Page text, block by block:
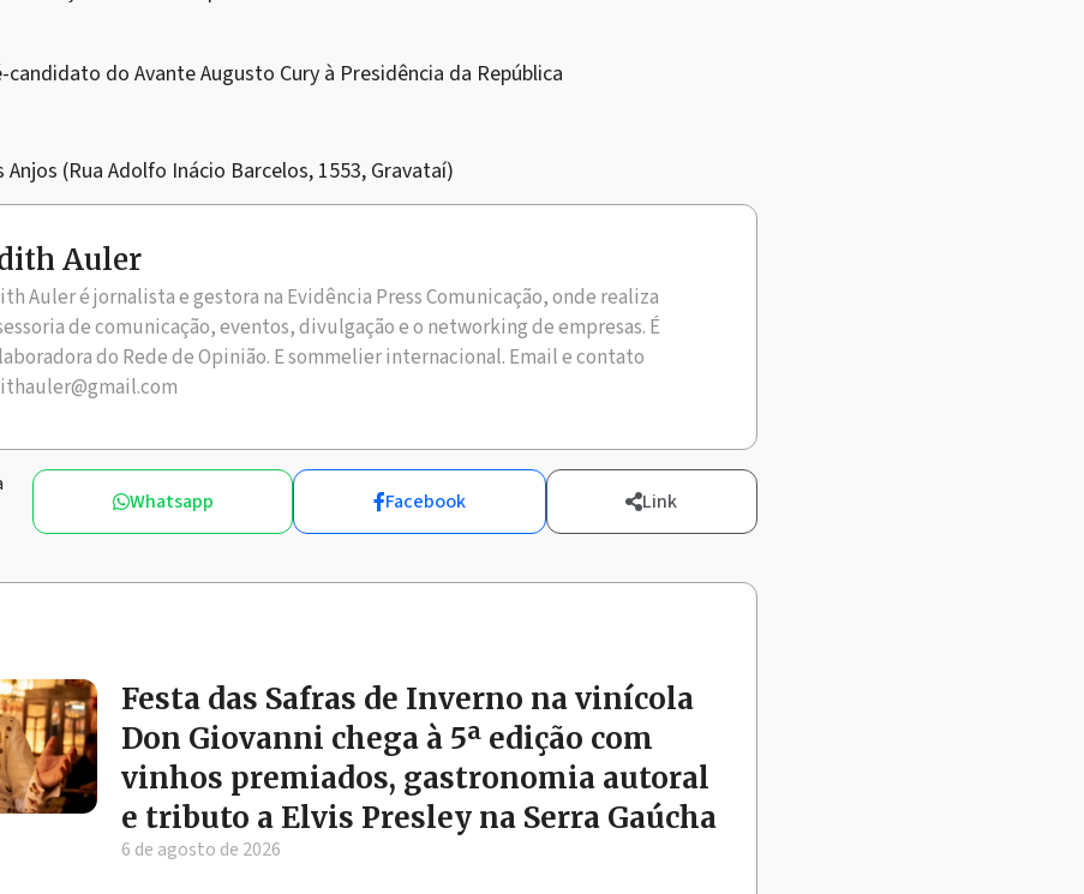
do Avante Augusto Cury à Presidência da República
(Rua Adolfo Inácio Barcelos, 1553, Gravataí)
Auler
Auler é jornalista e gestora na Evidência Press Comunicação, onde realiza
de comunicação, eventos, divulgação e o networking de empresas. É
do Rede de Opinião. E sommelier internacional. Email e contato
Whatsapp Facebook Link
Festa das Safras de Inverno na vinícola
Don Giovanni chega à 5ª edição com
vinhos premiados, gastronomia autoral
e tributo a Elvis Presley na Serra Gaúcha
6 de agosto de 2026